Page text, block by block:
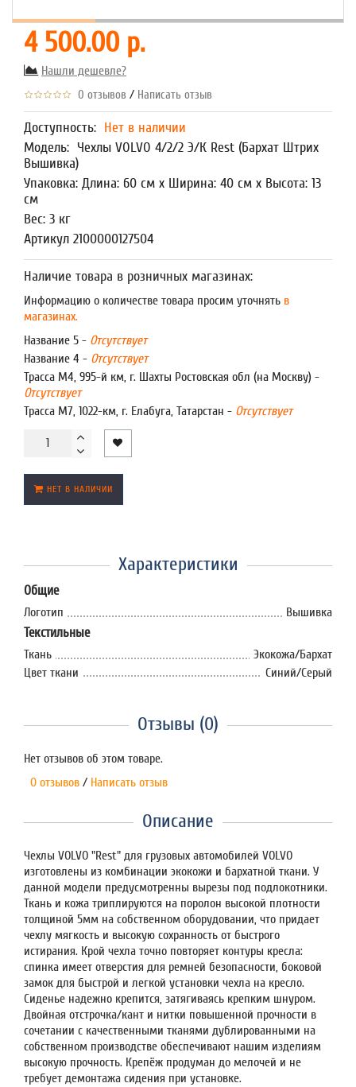
4 500.00 р.
Нашли дешевле?
0 отзывов / Написать отзыв
Доступность: Нет в наличии
Модель: Чехлы VOLVO 4/2/2 Э/К Rest (Бархат Штрих
Вышивка)
Упаковка: Длина: 60 см x Ширина: 40 см x Высота: 13
см
Вес: 3 кг
Артикул 2100000127504
Наличие товара в розничных магазинах:
Информацию о количестве товара просим уточнять в
магазинах.
Название 5 - Отсутствует
Название 4 - Отсутствует
Трасса М4, 995-й км, г. Шахты Ростовская обл (на Москву) -
Отсутствует
Трасса М7, 1022-км, г. Елабуга, Татарстан - Отсутствует
НЕТ В НАЛИЧИИ
Характеристики
Общие
Логотип Вышивка
Текстильные
Ткань
Экокожа/Бархат
Цвет ткани
Синий/Серый
Отзывы (0)
Нет отзывов об этом товаре.
0 отзывов / Написать отзыв
Описание
Чехлы VOLVO "Rest" для грузовых автомобилей VOLVO
изготовлены из комбинации экокожи и бархатной ткани. У
данной модели предусмотренны вырезы под подлокотники.
Ткань и кожа триплируются на поролон высокой плотности
толщиной 5мм на собственном оборудовании, что придает
чехлу мягкость и высокую сохранность от быстрого
истирания. Крой чехла точно повторяет контуры кресла:
спинка имеет отверстия для ремней безопасности, боковой
замок для быстрой и легкой установки чехла на кресло.
Сиденье надежно крепится, затягиваясь крепким шнуром.
Двойная отстрочка/кант и нитки повышенной прочности в
сочетании с качественными тканями дублированными на
собственном производстве обеспечивают нашим изделиям
высокую прочность. Крепёж продуман до мелочей и не
требует демонтажа сидения при установке.